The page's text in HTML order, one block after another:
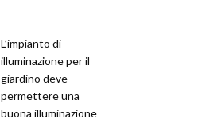
L’impianto di
illuminazione per il
giardino deve
permettere una
buona illuminazione